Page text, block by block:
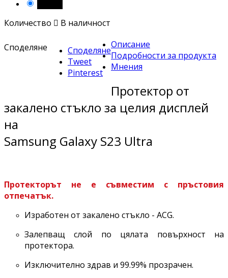
Количество  В наличност
Споделяне
Споделяне
Tweet
Pinterest
Описание
Подробности за продукта
Мнения
Протектор от
закалено стъкло за целия дисплей
на
Samsung Galaxy S23 Ultra
Протекторът не е съвместим с пръстовия
отпечатък.
Изработен от закалено стъкло - ACG.
Залепващ слой по цялата повърхност на
протектора.
Изключително здрав и 99.99% прозрачен.